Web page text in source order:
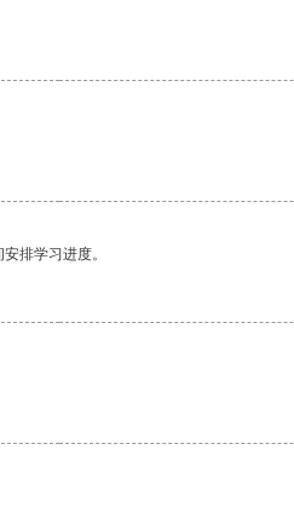
排学习进度。